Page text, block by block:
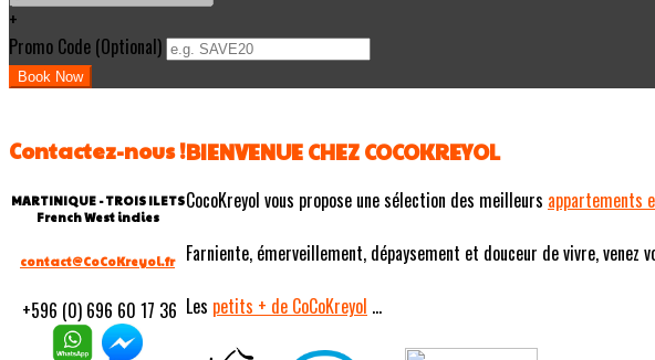
+
Promo Code (Optional)
Contactez-nous !
MARTINIQUE - TROIS ILETS
French West indies
contact@CoCoKreyol.fr
+596 (0) 696 60 17 36
BIENVENUE CHEZ COCOKREYOL
CocoKreyol vous propose une sélection des meilleurs appartements
Farniente, émerveillement, dépaysement et douceur de vivre,
Les petits + de CoCoKreyol ...